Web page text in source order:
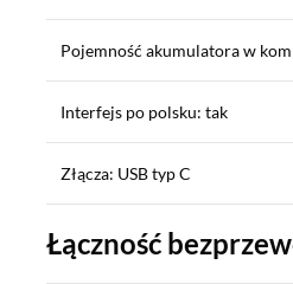
Pojemność akumulatora w
Interfejs po polsku: tak
Złącza: USB typ C
Łączność